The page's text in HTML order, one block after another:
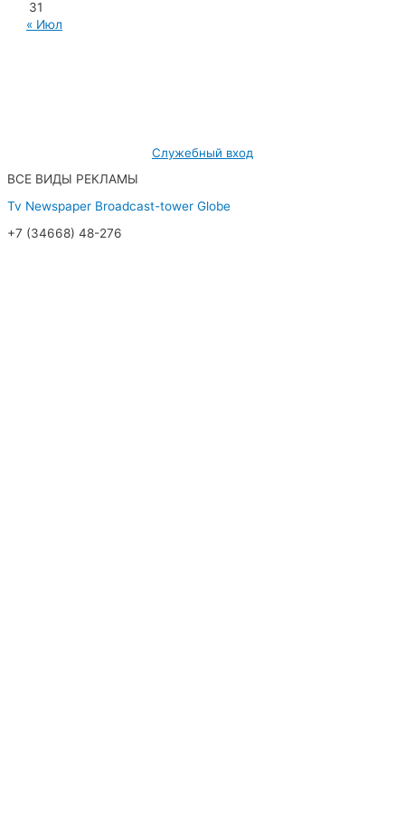
31
« Июл
Служебный вход
ВСЕ ВИДЫ РЕКЛАМЫ
Tv Newspaper Broadcast-tower Globe
+7 (34668) 48-276